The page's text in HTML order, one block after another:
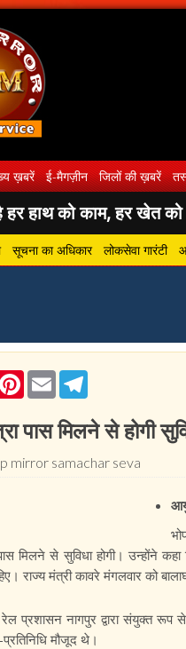
ख़बरें ई-मैगज़ीन जिलों की ख़बरें
हाथ को काम, हर खेत को
सूचना का अधिकार लोकसेवा गारंटी
Pinterest
Email
पास मिलने से होगी
mirror samachar seva
पास मिलने से सुविधा होगी।
राज्य मंत्री कावरे मंगलवार को
प्रशासन नागपुर द्वारा संयुक्त रूप
मौजूद थे।